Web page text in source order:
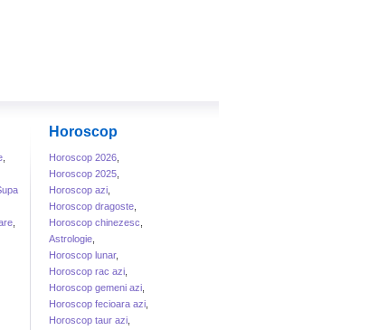
Horoscop
Horoscop 2026
Horoscop 2025
Horoscop azi
Horoscop dragoste
Horoscop chinezesc
Astrologie
Horoscop lunar,
Horoscop rac azi
Horoscop gemeni azi
Horoscop fecioara azi
Horoscop taur azi